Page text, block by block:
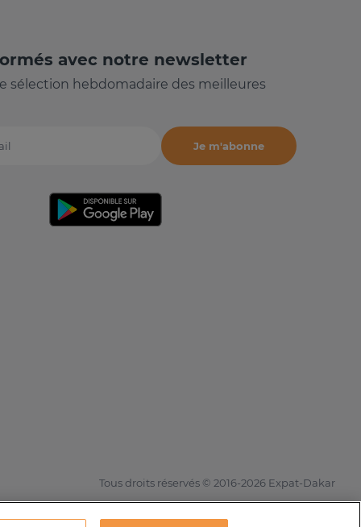
avec notre newsletter
sélection hebdomadaire des meilleures
Je m'abonne
Tous droits réservés © 2016-2026 Expat-Dakar